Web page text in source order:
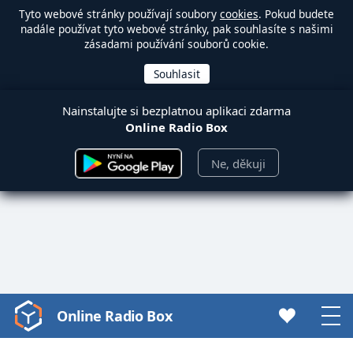
Tyto webové stránky používají soubory cookies. Pokud budete
nadále používat tyto webové stránky, pak souhlasíte s našimi
zásadami používání souborů cookie.
Nainstalujte si bezplatnou aplikaci zdarma
Online Radio Box
Ne, děkuji
Video
Player
Online Radio Box